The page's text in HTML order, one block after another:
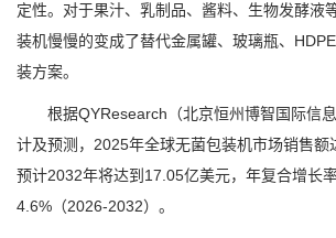
定性。对于果汁、乳制品、酱料、生物发酵液
装机慢慢的变成了替代金属罐、玻璃瓶、
装方案。
根据QYResearch（北京恒州博智国际信息
计及预测，2025年全球无菌包装机市场销售额
预计2032年将达到17.05亿美元，年复合增长
4.6%（2026-2032）。